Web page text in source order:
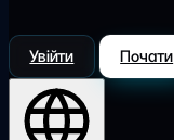
Увійти Почати